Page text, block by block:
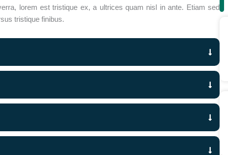
lorem est tristique ex, a ultrices quam nisl in ante. Etiam sed
tristique finibus.